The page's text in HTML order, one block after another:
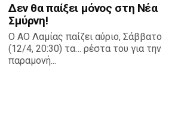
Δεν θα παίξει μόνος στη Νέα
Σμύρνη!
Ο ΑΟ Λαμίας παίζει αύριο, Σάββατο
(12/4, 20:30) τα… ρέστα του για την
παραμονή...